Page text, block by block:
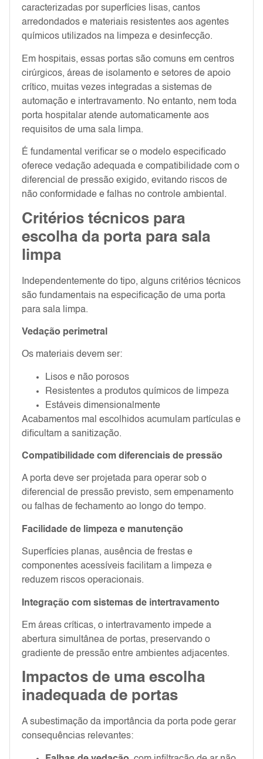
caracterizadas por superfícies lisas, cantos
arredondados e materiais resistentes aos agentes
químicos utilizados na limpeza e desinfecção.
Em hospitais, essas portas são comuns em centros
cirúrgicos, áreas de isolamento e setores de apoio
crítico, muitas vezes integradas a sistemas de
automação e intertravamento. No entanto, nem toda
porta hospitalar atende automaticamente aos
requisitos de uma sala limpa.
É fundamental verificar se o modelo especificado
oferece vedação adequada e compatibilidade com o
diferencial de pressão exigido, evitando riscos de
não conformidade e falhas no controle ambiental.
Critérios técnicos para
escolha da porta para sala
limpa
Independentemente do tipo, alguns critérios técnicos
são fundamentais na especificação de uma porta
para sala limpa.
Vedação perimetral
Os materiais devem ser:
Lisos e não porosos
Resistentes a produtos químicos de limpeza
Estáveis dimensionalmente
Acabamentos mal escolhidos acumulam partículas e
dificultam a sanitização.
Compatibilidade com diferenciais de pressão
A porta deve ser projetada para operar sob o
diferencial de pressão previsto, sem empenamento
ou falhas de fechamento ao longo do tempo.
Facilidade de limpeza e manutenção
Superfícies planas, ausência de frestas e
componentes acessíveis facilitam a limpeza e
reduzem riscos operacionais.
Integração com sistemas de intertravamento
Em áreas críticas, o intertravamento impede a
abertura simultânea de portas, preservando o
gradiente de pressão entre ambientes adjacentes.
Impactos de uma escolha
inadequada de portas
A subestimação da importância da porta pode gerar
consequências relevantes: